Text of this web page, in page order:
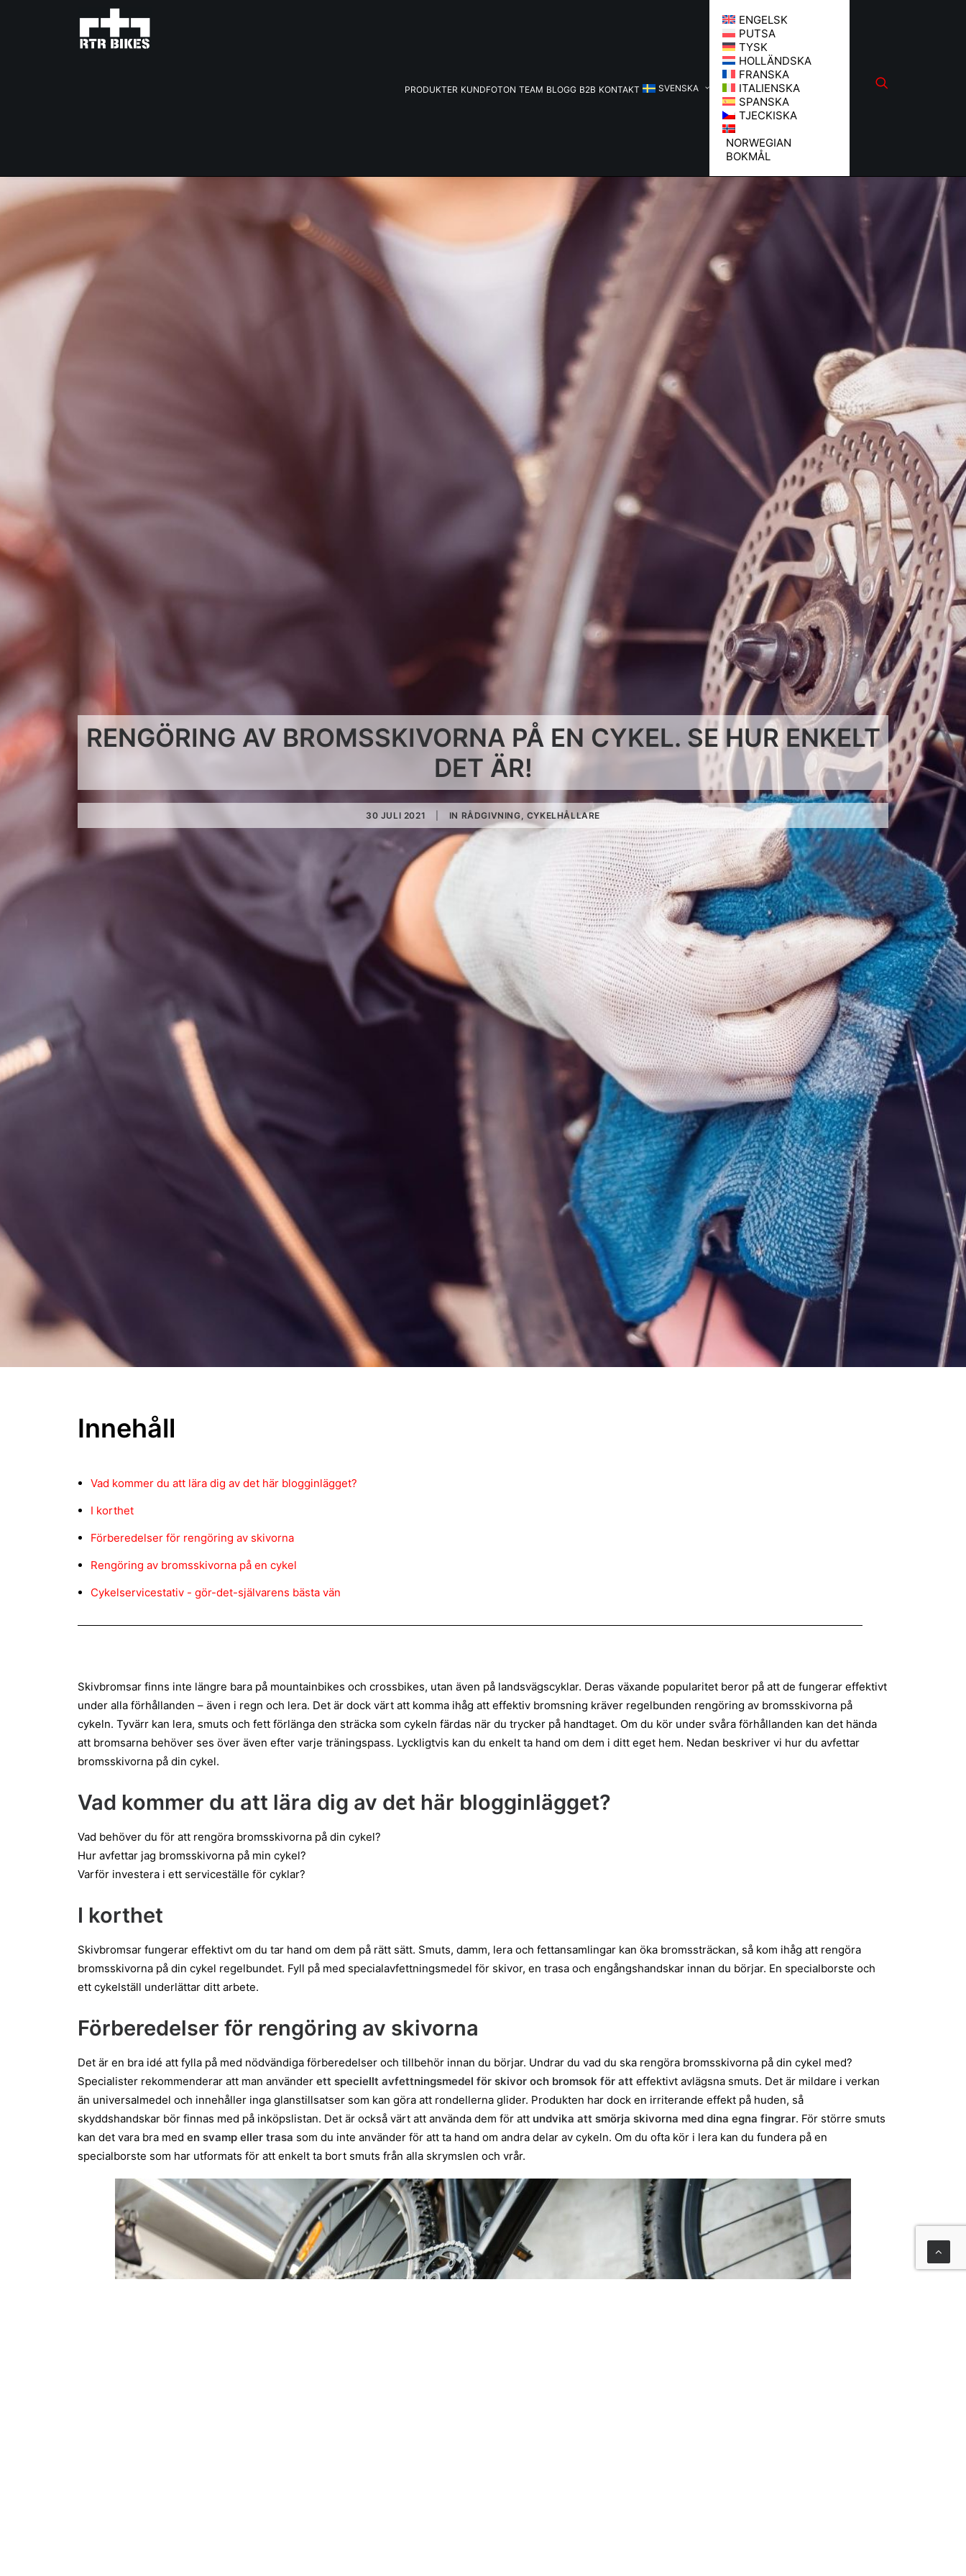
PRODUKTER KUNDFOTON TEAM BLOGG B2B KONTAKT SVENSKA
ENGELSK
PUTSA
TYSK
HOLLÄNDSKA
FRANSKA
ITALIENSKA
SPANSKA
TJECKISKA
NORWEGIAN
BOKMÅL
RENGÖRING AV BROMSSKIVORNA PÅ EN CYKEL. SE HUR ENKELT
DET ÄR!
30 JULI 2021 IN RÅDGIVNING, CYKELHÅLLARE
Innehåll
Vad kommer du att lära dig av det här blogginlägget?
I korthet
Förberedelser för rengöring av skivorna
Rengöring av bromsskivorna på en cykel
Cykelservicestativ - gör-det-självarens bästa vän
Skivbromsar finns inte längre bara på mountainbikes och crossbikes, utan även på landsvägscyklar. Deras växande popularitet beror på att de fungerar effektivt
under alla förhållanden – även i regn och lera. Det är dock värt att komma ihåg att effektiv bromsning kräver regelbunden rengöring av bromsskivorna på
cykeln. Tyvärr kan lera, smuts och fett förlänga den sträcka som cykeln färdas när du trycker på handtaget. Om du kör under svåra förhållanden kan det hända
att bromsarna behöver ses över även efter varje träningspass. Lyckligtvis kan du enkelt ta hand om dem i ditt eget hem. Nedan beskriver vi hur du avfettar
bromsskivorna på din cykel.
Vad kommer du att lära dig av det här blogginlägget?
Vad behöver du för att rengöra bromsskivorna på din cykel?
Hur avfettar jag bromsskivorna på min cykel?
Varför investera i ett serviceställe för cyklar?
I korthet
Skivbromsar fungerar effektivt om du tar hand om dem på rätt sätt. Smuts, damm, lera och fettansamlingar kan öka bromssträckan, så kom ihåg att rengöra
bromsskivorna på din cykel regelbundet. Fyll på med specialavfettningsmedel för skivor, en trasa och engångshandskar innan du börjar. En specialborste och
ett cykelställ underlättar ditt arbete.
Förberedelser för rengöring av skivorna
Det är en bra idé att fylla på med nödvändiga förberedelser och tillbehör innan du börjar. Undrar du vad du ska rengöra bromsskivorna på din cykel med?
Specialister rekommenderar att man använder ett speciellt avfettningsmedel för skivor och bromsok för att effektivt avlägsna smuts. Det är mildare i verkan
än universalmedel och innehåller inga glanstillsatser som kan göra att rondellerna glider. Produkten har dock en irriterande effekt på huden, så
skyddshandskar bör finnas med på inköpslistan. Det är också värt att använda dem för att undvika att smörja skivorna med dina egna fingrar. För större smuts
kan det vara bra med en svamp eller trasa som du inte använder för att ta hand om andra delar av cykeln. Om du ofta kör i lera kan du fundera på en
specialborste som har utformats för att enkelt ta bort smuts från alla skrymslen och vrår.